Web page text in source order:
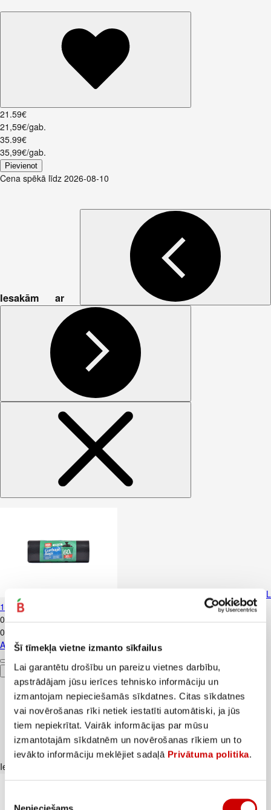
Šī tīmekļa vietne izmanto sīkfailus
Lai garantētu drošību un pareizu vietnes darbību,
apstrādājam jūsu ierīces tehnisko informāciju un
izmantojam nepieciešamās sīkdatnes. Citas sīkdatnes
vai novērošanas rīki netiek iestatīti automātiski, ja jūs
tiem nepiekrītat. Vairāk informācijas par mūsu
izmantotajām sīkdatnēm un novērošanas rīkiem un to
ievākto informāciju meklējiet sadaļā Privātuma politika.
Nepieciešams
21 .59€
21,59€/gab.
35.99€
35,99€/gab.
Pievienot
Cena spēkā līdz 2026-08-10
Iesakām ar
Atkrit.maisi HOME EXPERT 60L
10gab.30mkr
0
0,09€/gab.
Atkrit.maisi HOME EXPERT 60L 10gab.30mkr
Pievienot
Iesakām ar